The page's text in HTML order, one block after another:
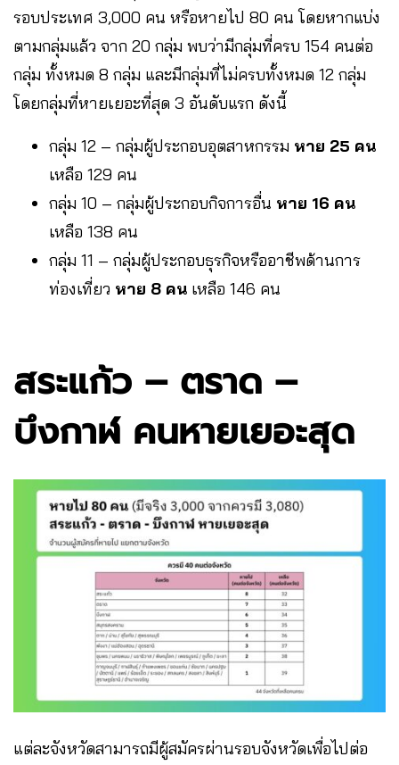
รอบประเทศ 3,000 คน หรือหายไป 80 คน โดยหากแบ่ง
ตามกลุ่มแล้ว จาก 20 กลุ่ม พบว่ามีกลุ่มที่ครบ 154 คนต่อ
กลุ่ม ทั้งหมด 8 กลุ่ม และมีกลุ่มที่ไม่ครบทั้งหมด 12 กลุ่ม
โดยกลุ่มที่หายเยอะที่สุด 3 อันดับแรก ดังนี้
กลุ่ม 12 – กลุ่มผู้ประกอบอุตสาหกรรม หาย 25 คน
เหลือ 129 คน
กลุ่ม 10 – กลุ่มผู้ประกอบกิจการอื่น หาย 16 คน
เหลือ 138 คน
กลุ่ม 11 – กลุ่มผู้ประกอบธุรกิจหรืออาชีพด้านการ
ท่องเที่ยว หาย 8 คน เหลือ 146 คน
สระแก้ว – ตราด –
บึงกาฬ คนหายเยอะสุด
แต่ละจังหวัดสามารถมีผู้สมัครผ่านรอบจังหวัดเพื่อไปต่อ